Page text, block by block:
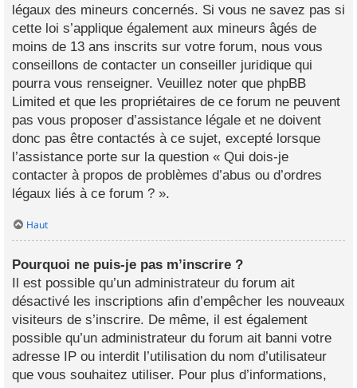
légaux des mineurs concernés. Si vous ne savez pas si
cette loi s’applique également aux mineurs âgés de
moins de 13 ans inscrits sur votre forum, nous vous
conseillons de contacter un conseiller juridique qui
pourra vous renseigner. Veuillez noter que phpBB
Limited et que les propriétaires de ce forum ne peuvent
pas vous proposer d’assistance légale et ne doivent
donc pas être contactés à ce sujet, excepté lorsque
l’assistance porte sur la question « Qui dois-je
contacter à propos de problèmes d’abus ou d’ordres
légaux liés à ce forum ? ».
Haut
Pourquoi ne puis-je pas m’inscrire ?
Il est possible qu’un administrateur du forum ait
désactivé les inscriptions afin d’empêcher les nouveaux
visiteurs de s’inscrire. De même, il est également
possible qu’un administrateur du forum ait banni votre
adresse IP ou interdit l’utilisation du nom d’utilisateur
que vous souhaitez utiliser. Pour plus d’informations,